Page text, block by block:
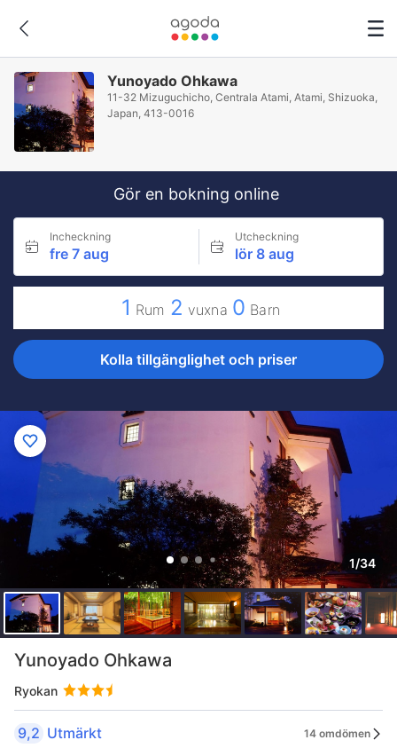
Yunoyado Ohkawa
11-32 Mizuguchicho, Centrala Atami, Atami, Shizuoka,
Japan, 413-0016
Gör en bokning online
Incheckning
fre 7 aug
Utcheckning
lör 8 aug
1 Rum 2 vuxna 0 Barn
Kolla tillgänglighet och priser
1/34
Yunoyado Ohkawa
Ryokan
9,2 Utmärkt 14 omdömen